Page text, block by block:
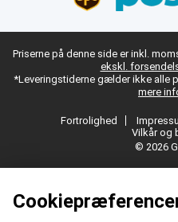
Priserne på denne side er inkl.
ekskl.
*Leveringstiderne gælder ikke alle
mere
Fortrolighed
Vilkår og
© 2026